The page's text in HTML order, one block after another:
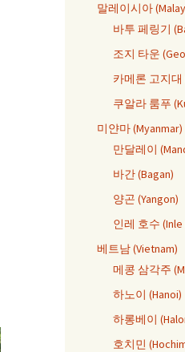
말레이시아
바투 페링기
조지 타운
카메론 고지대
쿠알라 룸푸
미얀마 (Myanmar)
만달레이
바간 (Bagan)
양곤 (Yangon)
인레 호수 (Inle
베트남 (Vietnam)
메콩 삼각주
하노이 (Hanoi)
하롱베이
호치민